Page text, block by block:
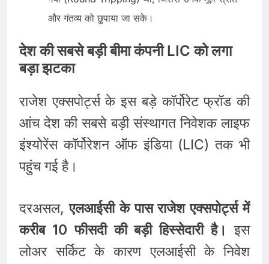
और गंतव्य को छुपाया जा सके।
देश की सबसे बड़ी बीमा कंपनी LIC को लगा
बड़ा झटका
राजेश एक्सपोर्ट्स के इस बड़े कॉर्पोरेट फ्रॉड की
आंच देश की सबसे बड़ी संस्थागत निवेशक लाइफ
इंश्योरेंस कॉर्पोरेशन ऑफ इंडिया (LIC) तक भी
पहुंच गई है।
दरअसल,एलआईसी के पास राजेश एक्सपोर्ट्स में
करीब 10 फीसदी की बड़ी हिस्सेदारी है। इस
लोअर सर्किट के कारण एलआईसी के निवेश